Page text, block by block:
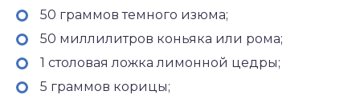
50 граммов темного изюма;
50 миллилитров коньяка или рома;
1 столовая ложка лимонной цедры;
5 граммов корицы;